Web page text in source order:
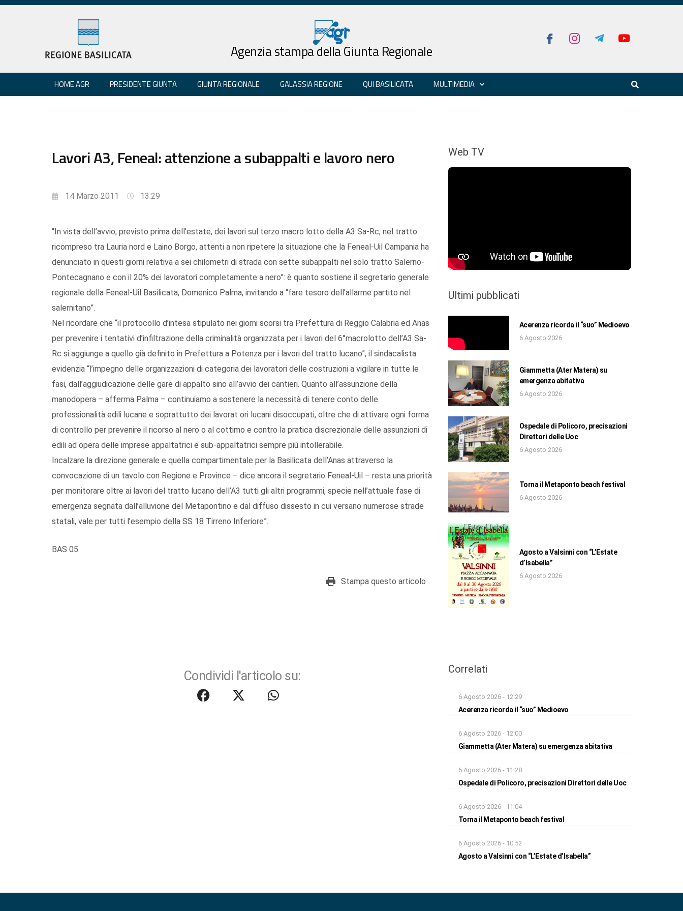
Agenzia stampa della Giunta Regionale
HOME AGR PRESIDENTE GIUNTA GIUNTA REGIONALE GALASSIA REGIONE QUI BASILICATA MULTIMEDIA
Lavori A3, Feneal: attenzione a subappalti e lavoro nero
14 Marzo 2011 13:29
“In vista dell’avvio, previsto prima dell’estate, dei lavori sul terzo macro lotto della A3 Sa-Rc, nel tratto
ricompreso tra Lauria nord e Laino Borgo, attenti a non ripetere la situazione che la Feneal-Uil Campania ha
denunciato in questi giorni relativa a sei chilometri di strada con sette subappalti nel solo tratto Salerno-
Pontecagnano e con il 20% dei lavoratori completamente a nero”: è quanto sostiene il segretario generale
regionale della Feneal-Uil Basilicata, Domenico Palma, invitando a “fare tesoro dell’allarme partito nel
salernitano”.
Nel ricordare che “il protocollo d’intesa stipulato nei giorni scorsi tra Prefettura di Reggio Calabria ed Anas
per prevenire i tentativi d’infiltrazione della criminalità organizzata per i lavori del 6°macrolotto dell’A3 Sa-
Rc si aggiunge a quello già definito in Prefettura a Potenza per i lavori del tratto lucano”, il sindacalista
evidenzia “l’impegno delle organizzazioni di categoria dei lavoratori delle costruzioni a vigilare in tutte le
fasi, dall’aggiudicazione delle gare di appalto sino all’avvio dei cantieri. Quanto all’assunzione della
manodopera – afferma Palma – continuiamo a sostenere la necessità di tenere conto delle
professionalità edili lucane e soprattutto dei lavorat ori lucani disoccupati, oltre che di attivare ogni forma
di controllo per prevenire il ricorso al nero o al cottimo e contro la pratica discrezionale delle assunzioni di
edili ad opera delle imprese appaltatrici e sub-appaltatrici sempre più intollerabile.
Incalzare la direzione generale e quella compartimentale per la Basilicata dell’Anas attraverso la
convocazione di un tavolo con Regione e Province – dice ancora il segretario Feneal-Uil – resta una priorità
per monitorare oltre ai lavori del tratto lucano dell’A3 tutti gli altri programmi, specie nell’attuale fase di
emergenza segnata dall’alluvione del Metapontino e dal diffuso dissesto in cui versano numerose strade
statali, vale per tutti l’esempio della SS 18 Tirreno Inferiore”.
BAS 05
Stampa questo articolo
Condividi l'articolo su:
Web TV
Ultimi pubblicati
Acerenza ricorda il “suo” Medioevo
6 Agosto 2026
Giammetta (Ater Matera) su
emergenza abitativa
6 Agosto 2026
Ospedale di Policoro, precisazioni
Direttori delle Uoc
6 Agosto 2026
Torna il Metaponto beach festival
6 Agosto 2026
Agosto a Valsinni con “L’Estate
d’Isabella”
6 Agosto 2026
Correlati
6 Agosto 2026 - 12:29
Acerenza ricorda il “suo” Medioevo
6 Agosto 2026 - 12:00
Giammetta (Ater Matera) su emergenza abitativa
6 Agosto 2026 - 11:28
Ospedale di Policoro, precisazioni Direttori delle Uoc
6 Agosto 2026 - 11:04
Torna il Metaponto beach festival
6 Agosto 2026 - 10:52
Agosto a Valsinni con “L’Estate d’Isabella”